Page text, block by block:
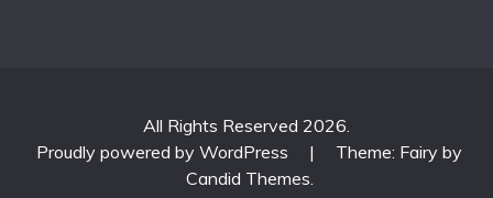
All Rights Reserved 2026.
Proudly powered by WordPress
|
Theme: Fairy by
Candid Themes